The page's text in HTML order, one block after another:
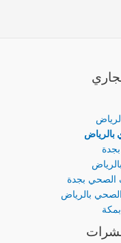
الصحي بجدة
بالرياض